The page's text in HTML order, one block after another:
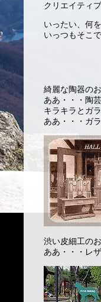
クリエイティブ
いったい、何
いっつもそこ
綺麗な陶器のお
ああ・・・陶
キラキラとガ
ああ・・・ガ
渋い皮細工のお
ああ・・・レザ